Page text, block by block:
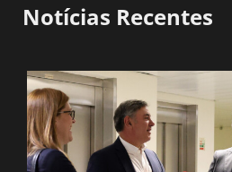
Notícias Recentes